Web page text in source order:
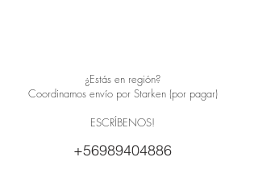
¿Estás en región?
Coordinamos envío por Starken (por pagar)
ESCRÍBENOS!
+56989404886